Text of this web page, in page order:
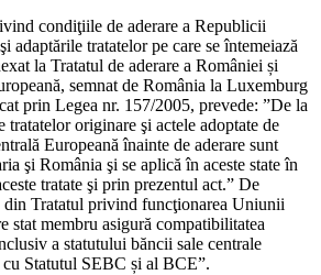
condiţiile de aderare a Republicii
adaptările tratatelor pe care se întemeiază
la Tratatul de aderare a României și
semnat de România la Luxemburg
prin Legea nr. 157/2005, prevede: ”De la
tratatelor originare şi actele adoptate de
Europeană înainte de aderare sunt
şi România şi se aplică în aceste state în
tratate şi prin prezentul act.” De
din Tratatul privind funcţionarea Uniunii
stat membru asigură compatibilitatea
a statutului băncii sale centrale
Statutul SEBC și al BCE”.